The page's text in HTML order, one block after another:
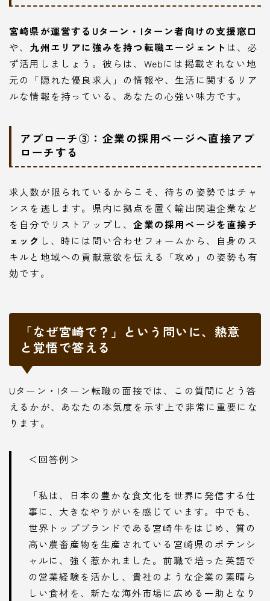
宮崎県が運営するUターン・Iターン者向けの支援窓口
や、 九州エリアに強みを持つ転職エージェント は、必
ず活用しましょう。彼らは、Webには掲載されない地
元の「隠れた優良求人」の情報や、生活に関するリア
ルな情報を持っている、あなたの心強い味方です。
アプローチ③：企業の採用ページへ直接アプ
ローチする
求人数が限られているからこそ、待ちの姿勢ではチャ
ンスを逃します。県内に拠点を置く輸出関連企業など
を自分でリストアップし、企業の採用ページを直接チ
ェック し、時には問い合わせフォームから、自身のス
キルと地域への貢献意欲を伝える「攻め」の姿勢も有
効です。
「なぜ宮崎で？」という問いに、熱意
と覚悟で答える
Uターン・Iターン転職の面接では、この質問にどう答
えるかが、あなたの本気度を示す上で非常に重要にな
ります。
＜回答例＞
「私は、日本の豊かな食文化を世界に発信する仕
事に、大きなやりがいを感じています。中でも、
世界トップブランドである宮崎牛をはじめ、質の
高い農畜産物を生産されている宮崎県のポテンシ
ャルに、強く惹かれました。前職で培った英語で
の営業経験を活かし、貴社のような企業の素晴ら
しい食材を、新たな海外市場に広める一助となり